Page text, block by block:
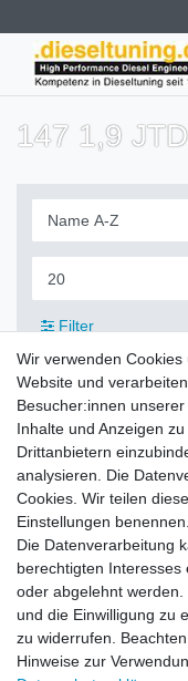
147 1,9
Filter
Zahlung und Versand
Wir verwenden
Website und
Besucher:innen
Inhalte und Anzeigen
Drittanbietern
analysieren. Die
Cookies. Wir teilen
Einstellungen benennen.
Die Datenverarbeitung
berechtigten
oder abgelehnt
und die Einwilligung zu
zu widerrufen.
Hinweise zur